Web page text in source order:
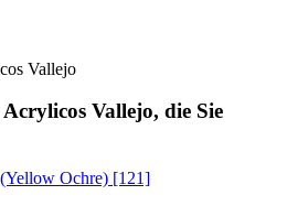
Vallejo
Vallejo, die Sie